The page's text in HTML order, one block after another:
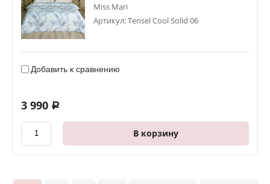
Miss Mari
Артикул:Tensel Cool Solid 06
Добавить к сравнению
3 990 a
В корзину